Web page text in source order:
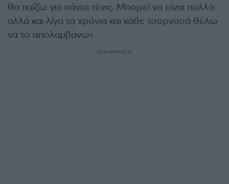
θα παίζω για πάντα τένις. Μπορεί να είναι πολλά
αλλά και λίγα τα χρόνια και κάθε τουρνουά θέλω
να το απολαμβάνω».
ΔΙΑΦΗΜΙΣΗ